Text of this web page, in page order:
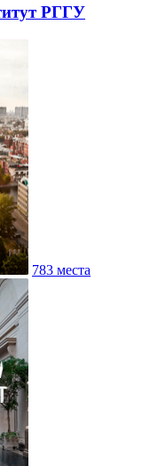
РГГУ
783 места